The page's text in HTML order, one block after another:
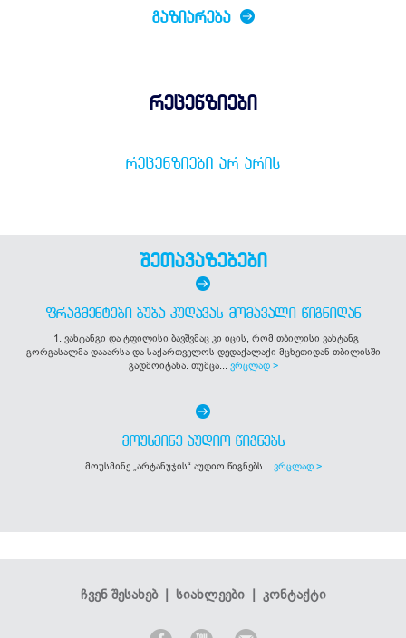
ᲒᲐᲖᲘᲐᲠᲔᲑᲐ
რეცენზიები
ᲠᲔᲪᲔᲜᲖᲘᲔᲑᲘ ᲐᲠ ᲐᲠᲘᲡ
შეთავაზებები
ᲤᲠᲐᲒᲛᲔᲜᲢᲔᲑᲘ ᲑᲣᲑᲐ ᲙᲣᲓᲐᲕᲐᲡ ᲛᲝᲛᲐᲕᲐᲚᲘ ᲬᲘᲒᲜᲘᲓᲐᲜ
1. ვახტანგი და ტფილისი ბავშვმაც კი იცის, რომ თბილისი ვახტანგ
გორგასალმა დააარსა და საქართველოს დედაქალაქი მცხეთიდან თბილისში
გადმოიტანა. თუმცა... ვრცლად >
ᲛᲝᲣᲡᲛᲘᲜᲔ ᲐᲣᲓᲘᲝ ᲬᲘᲒᲜᲔᲑᲡ
მოუსმინე „არტანუჯის“ აუდიო წიგნებს... ვრცლად >
ჩვენ შესახებ| სიახლეები| კონტაქტი